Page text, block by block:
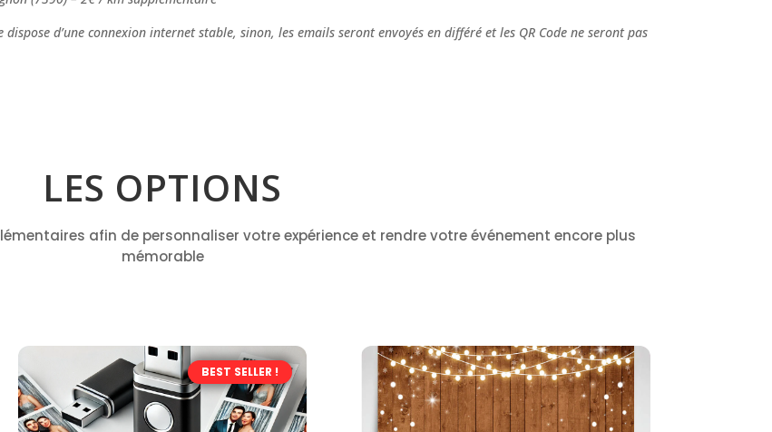
d’une connexion internet stable, sinon, les emails seront envoyés en différé et les QR Code ne seront pas
LES OPTIONS
afin de personnaliser votre expérience et rendre votre événement encore plus
mémorable
BEST SELLER !